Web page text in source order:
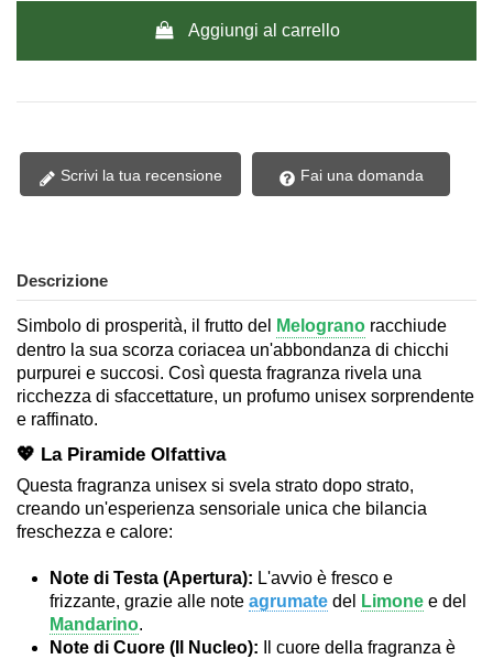
Aggiungi al carrello
Scrivi la tua recensione Fai una domanda
Descrizione
Simbolo di prosperità, il frutto del Melograno racchiude
dentro la sua scorza coriacea un'abbondanza di chicchi
purpurei e succosi. Così questa fragranza rivela una
ricchezza di sfaccettature, un profumo unisex sorprendente
e raffinato.
💖 La Piramide Olfattiva
Questa fragranza unisex si svela strato dopo strato,
creando un'esperienza sensoriale unica che bilancia
freschezza e calore:
Note di Testa (Apertura): L'avvio è fresco e
frizzante, grazie alle note agrumate del Limone e del
Mandarino.
Note di Cuore (Il Nucleo): Il cuore della fragranza è